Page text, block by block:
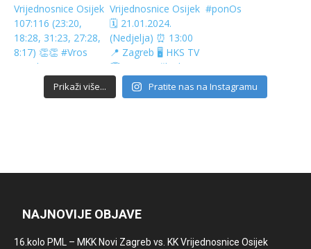
Prikaži više... Pratite nas na Instagramu
NAJNOVIJE OBJAVE
16.kolo PML – MKK Novi Zagreb vs. KK Vrijednosnice Osijek